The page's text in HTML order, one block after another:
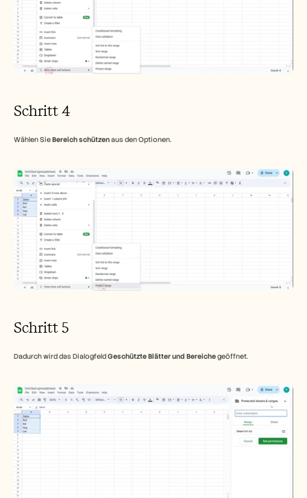
Schritt 4
Wählen Sie Bereich schützen aus den Optionen.
Schritt 5
Dadurch wird das Dialogfeld Geschützte Blätter und Bereiche geöffnet.